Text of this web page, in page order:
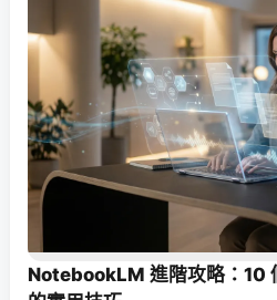
NotebookLM 進階攻略：10